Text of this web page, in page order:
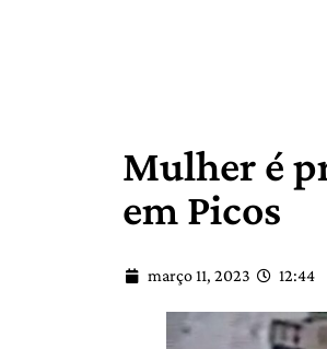
Mulher é
em Picos
março 11, 2023 12:44